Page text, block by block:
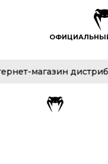
магазин